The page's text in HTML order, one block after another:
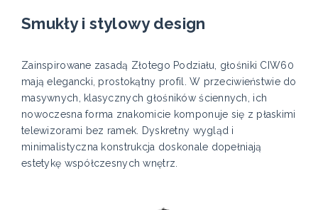
Smukły i stylowy design
Zainspirowane zasadą Złotego Podziału, głośniki CIW60
mają elegancki, prostokątny profil. W przeciwieństwie do
masywnych, klasycznych głośników ściennych, ich
nowoczesna forma znakomicie komponuje się z płaskimi
telewizorami bez ramek. Dyskretny wygląd i
minimalistyczna konstrukcja doskonale dopełniają
estetykę współczesnych wnętrz.